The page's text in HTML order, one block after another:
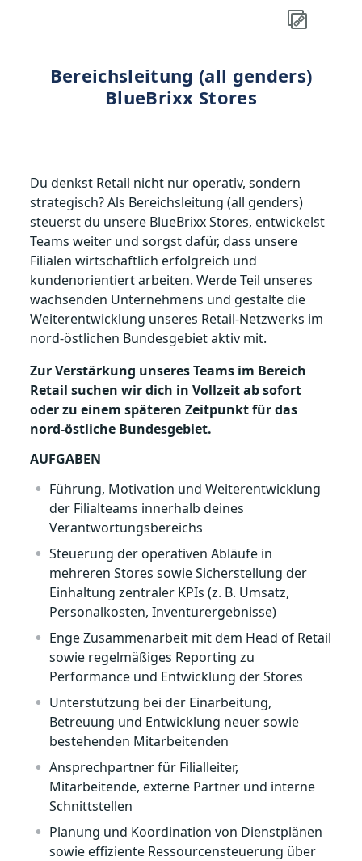
Bereichsleitung (all genders)
BlueBrixx Stores
Du denkst Retail nicht nur operativ, sondern
strategisch? Als Bereichsleitung (all genders)
steuerst du unsere BlueBrixx Stores, entwickelst
Teams weiter und sorgst dafür, dass unsere
Filialen wirtschaftlich erfolgreich und
kundenorientiert arbeiten. Werde Teil unseres
wachsenden Unternehmens und gestalte die
Weiterentwicklung unseres Retail-Netzwerks im
nord-östlichen Bundesgebiet aktiv mit.
Zur Verstärkung unseres Teams im Bereich
Retail suchen wir dich in Vollzeit ab sofort
oder zu einem späteren Zeitpunkt für das
nord-östliche Bundesgebiet.
AUFGABEN
Führung, Motivation und Weiterentwicklung
der Filialteams innerhalb deines
Verantwortungsbereichs
Steuerung der operativen Abläufe in
mehreren Stores sowie Sicherstellung der
Einhaltung zentraler KPIs (z. B. Umsatz,
Personalkosten, Inventurergebnisse)
Enge Zusammenarbeit mit dem Head of Retail
sowie regelmäßiges Reporting zu
Performance und Entwicklung der Stores
Unterstützung bei der Einarbeitung,
Betreuung und Entwicklung neuer sowie
bestehenden Mitarbeitenden
Ansprechpartner für Filialleiter,
Mitarbeitende, externe Partner und interne
Schnittstellen
Planung und Koordination von Dienstplänen
sowie effiziente Ressourcensteuerung über